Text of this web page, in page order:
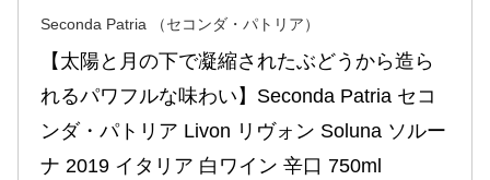
Seconda Patria （セコンダ・パトリア）
【太陽と月の下で凝縮されたぶどうから造ら
れるパワフルな味わい】Seconda Patria セコ
ンダ・パトリア Livon リヴォン Soluna ソルー
ナ 2019 イタリア 白ワイン 辛口 750ml